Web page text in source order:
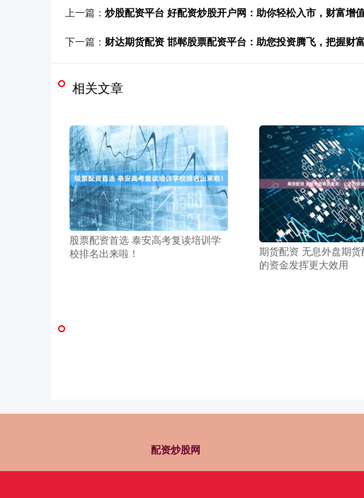
上一篇： 炒股配资平台 好配资炒股开户网：助你轻松入市，财富增
下一篇： 财达期货配资 邯郸股票配资平台：助您投资腾飞，把握财
相关文章
股票配资首选 泰安高考复读培训学
校排名出来啦！
期货配资 无息外盘期
的资金发挥更大效用
配资炒股网